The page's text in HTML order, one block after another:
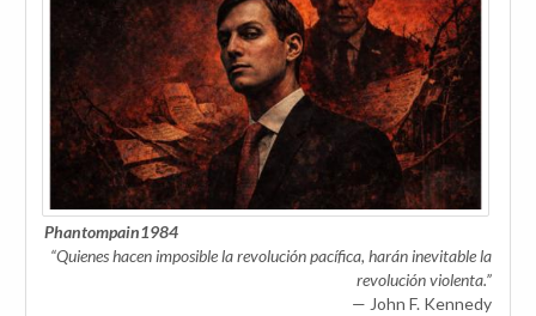
Phantompain1984
“Quienes hacen imposible la revolución pacífica, harán inevitable la
revolución violenta.”
— John F. Kennedy